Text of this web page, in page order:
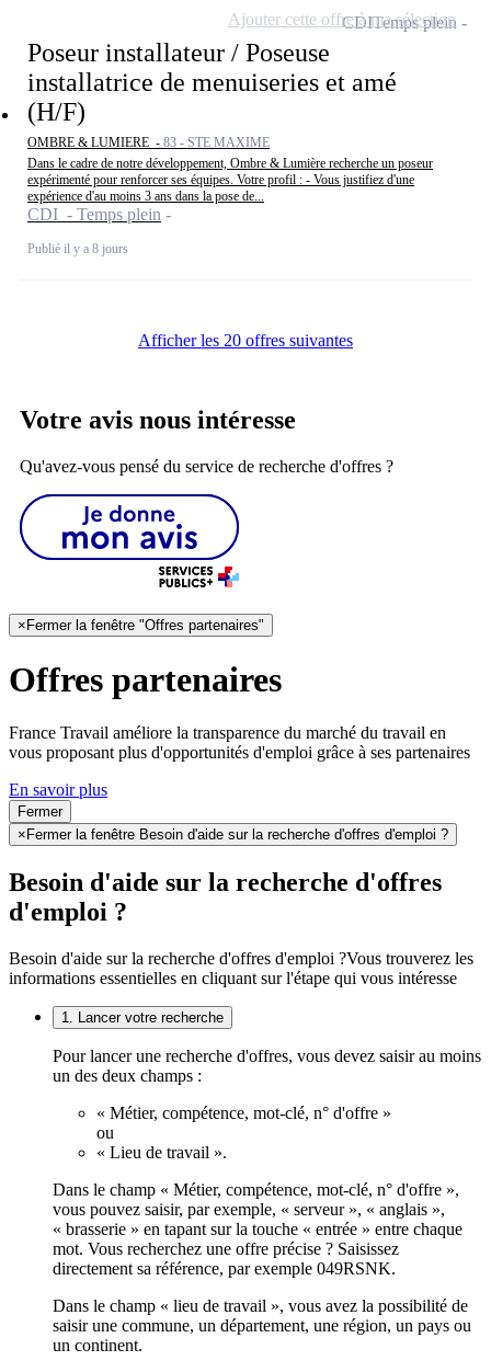
Poseur installateur / Poseuse
installatrice de menuiseries et amé
(H/F)
OMBRE & LUMIERE - 83 - STE MAXIME
Dans le cadre de notre développement, Ombre & Lumière recherche un poseur
expérimenté pour renforcer ses équipes. Votre profil : - Vous justifiez d'une
expérience d'au moins 3 ans dans la pose de...
CDI - Temps plein
Publié il y a 8 jours
CDITemps plein
Ajouter cette offre à ma sélection
Afficher les 20 offres suivantes
Votre avis nous intéresse
Qu'avez-vous pensé du service de recherche d'offres ?
×Fermer la fenêtre "Offres partenaires"
Offres partenaires
France Travail améliore la transparence du marché du travail en
vous proposant plus d'opportunités d'emploi grâce à ses partenaires
En savoir plus
Fermer
× Fermer la fenêtre Besoin d'aide sur la recherche d'offres d'emploi ?
Besoin d'aide sur la recherche d'offres
d'emploi ?
Besoin d'aide sur la recherche d'offres d'emploi ?Vous trouverez les
informations essentielles en cliquant sur l'étape qui vous intéresse
1. Lancer votre recherche
Pour lancer une recherche d'offres, vous devez saisir au moins
un des deux champs :
« Métier, compétence, mot-clé, n° d'offre »
ou
« Lieu de travail ».
Dans le champ « Métier, compétence, mot-clé, n° d'offre »,
vous pouvez saisir, par exemple, « serveur », « anglais »,
« brasserie » en tapant sur la touche « entrée » entre chaque
mot. Vous recherchez une offre précise ? Saisissez
directement sa référence, par exemple 049RSNK.
Dans le champ « lieu de travail », vous avez la possibilité de
saisir une commune, un département, une région, un pays ou
un continent.